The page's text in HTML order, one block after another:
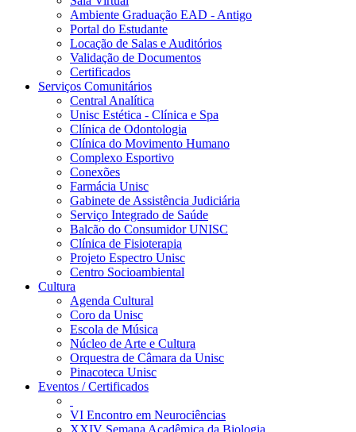
Ambiente Graduação EAD - Antigo
Portal do Estudante
Locação de Salas e Auditórios
Validação de Documentos
Certificados
Serviços Comunitários
Central Analítica
Unisc Estética - Clínica e Spa
Clínica de Odontologia
Clínica do Movimento Humano
Complexo Esportivo
Conexões
Farmácia Unisc
Gabinete de Assistência Judiciária
Serviço Integrado de Saúde
Balcão do Consumidor UNISC
Clínica de Fisioterapia
Projeto Espectro Unisc
Centro Socioambiental
Cultura
Agenda Cultural
Coro da Unisc
Escola de Música
Núcleo de Arte e Cultura
Orquestra de Câmara da Unisc
Pinacoteca Unisc
Eventos / Certificados
VI Encontro em Neurociências
XXIV Semana Acadêmica da Biologia